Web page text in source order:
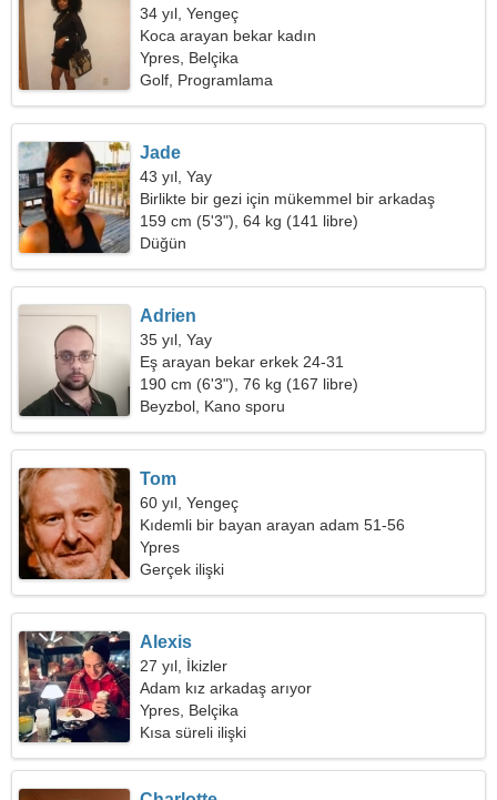
34 yıl, Yengeç
Koca arayan bekar kadın
Ypres, Belçika
Golf, Programlama
Jade
43 yıl, Yay
Birlikte bir gezi için mükemmel bir arkadaş
arıyorum
159 cm (5'3"), 64 kg (141 libre)
Düğün
Adrien
35 yıl, Yay
Eş arayan bekar erkek 24-31
190 cm (6'3"), 76 kg (167 libre)
Beyzbol, Kano sporu
Tom
60 yıl, Yengeç
Kıdemli bir bayan arayan adam 51-56
Ypres
Gerçek ilişki
Alexis
27 yıl, İkizler
Adam kız arkadaş arıyor
Ypres, Belçika
Kısa süreli ilişki